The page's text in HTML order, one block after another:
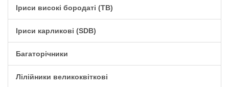
Іриси високі бородаті (TB)
Іриси карликові (SDB)
Багаторічники
Лілійники великоквіткові